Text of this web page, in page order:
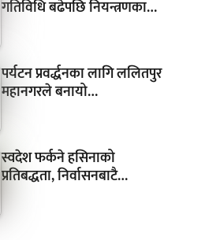
गतिविधि बढेपछि नियन्त्रणका…
पर्यटन प्रवर्द्धनका लागि ललितपुर
महानगरले बनायो…
स्वदेश फर्कने हसिनाको
प्रतिबद्धता, निर्वासनबाटै…